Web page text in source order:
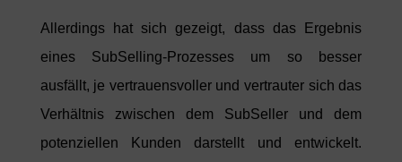
Allerdings hat sich gezeigt, dass das Ergebnis
eines SubSelling-Prozesses um so besser
ausfällt, je vertrauensvoller und vertrauter sich das
Verhältnis zwischen dem SubSeller und dem
potenziellen Kunden darstellt und entwickelt.